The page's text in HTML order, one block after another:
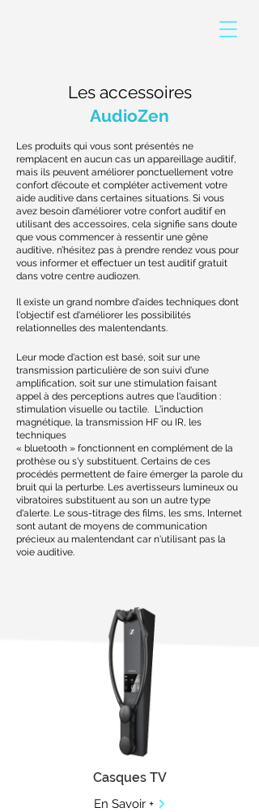
Les produits qui vous sont présentés ne
remplacent en aucun cas un appareillage auditif,
mais ils peuvent améliorer ponctuellement votre
confort d’écoute et compléter activement votre
aide auditive dans certaines situations. Si vous
avez besoin d’améliorer votre confort auditif en
utilisant des accessoires, cela signifie sans doute
que vous commencer à ressentir une gêne
auditive, n’hésitez pas à prendre rendez vous pour
vous informer et effectuer un test auditif gratuit
dans votre centre audiozen.
Il existe un grand nombre d'aides techniques dont
l'objectif est d'améliorer les possibilités
relationnelles des malentendants.
Casques TV
En Savoir +
Les accessoires
AudioZen
Leur mode d'action est basé, soit sur une
transmission particulière de son suivi d'une
amplification, soit sur une stimulation faisant
appel à des perceptions autres que l'audition :
stimulation visuelle ou tactile. L'induction
magnétique, la transmission HF ou IR, les
techniques
« bluetooth » fonctionnent en complément de la
prothèse ou s'y substituent. Certains de ces
procédés permettent de faire émerger la parole du
bruit qui la perturbe. Les avertisseurs lumineux ou
vibratoires substituent au son un autre type
d'alerte. Le sous-titrage des films, les sms, Internet
sont autant de moyens de communication
précieux au malentendant car n'utilisant pas la
voie auditive.